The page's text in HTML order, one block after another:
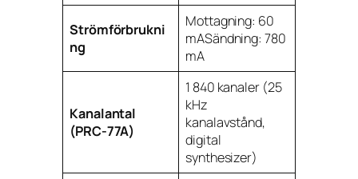
Strömförbrukni
ng
Mottagning: 60
mASändning: 780
mA
Kanalantal
(PRC-77A)
1 840 kanaler (25
kHz
kanalavstånd,
digital
synthesizer)